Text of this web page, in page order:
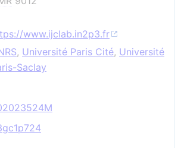
www.ijclab.in2p3.fr
, Université Paris Cité, Université
Saclay